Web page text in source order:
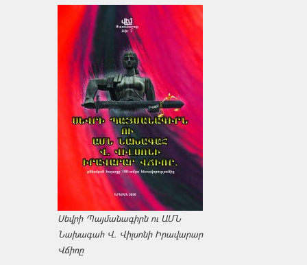
Սեվրի Պայմանագիրն ու ԱՄՆ
Նախագահ Վ. Վիլսոնի Իրավարար
Վճիռը